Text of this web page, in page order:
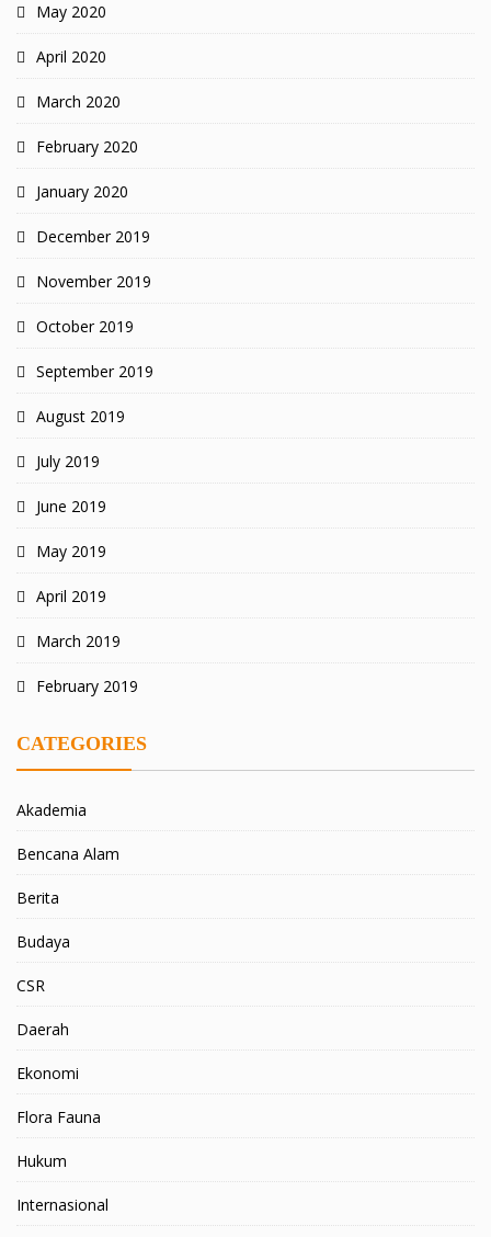
May 2020
April 2020
March 2020
February 2020
January 2020
December 2019
November 2019
October 2019
September 2019
August 2019
July 2019
June 2019
May 2019
April 2019
March 2019
February 2019
CATEGORIES
Akademia
Bencana Alam
Berita
Budaya
CSR
Daerah
Ekonomi
Flora Fauna
Hukum
Internasional